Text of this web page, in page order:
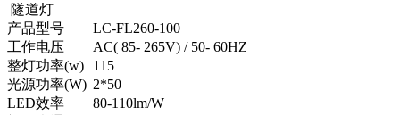
隧道灯
产品型号
LC-FL260-100
工作电压
AC( 85- 265V) / 50- 60HZ
整灯功率(w)
115
光源功率(W) 2*50
LED效率
80-110lm/W